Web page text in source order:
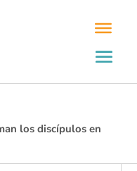
los discípulos en